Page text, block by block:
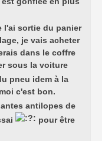
l'ai sortie du panier
je vais acheter
dans le coffre
sous la voiture
pneu idem à la
c'est bon.
antilopes de
pour être